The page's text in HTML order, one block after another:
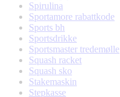
Spirulina
Sportamore rabattkode
Sports bh
Sportsdrikke
Sportsmaster tredemølle
Squash racket
Squash sko
Stakemaskin
Stepkasse